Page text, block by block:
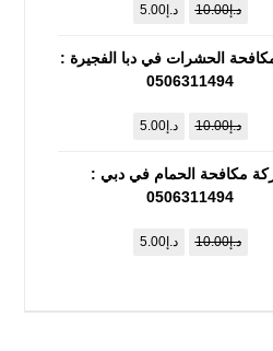
د.إ10.00 د.إ5.00
الحشرات في دبا الفجيرة :
0506311494
د.إ10.00 د.إ5.00
مكافحة الحمام في دبي :
0506311494
د.إ10.00 د.إ5.00